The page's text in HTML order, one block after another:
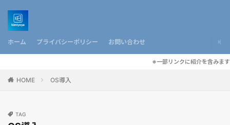
ホーム プライバシーポリシー お問い合わせ
※一部リンクに紹介を含みます
HOME OS導入
TAG